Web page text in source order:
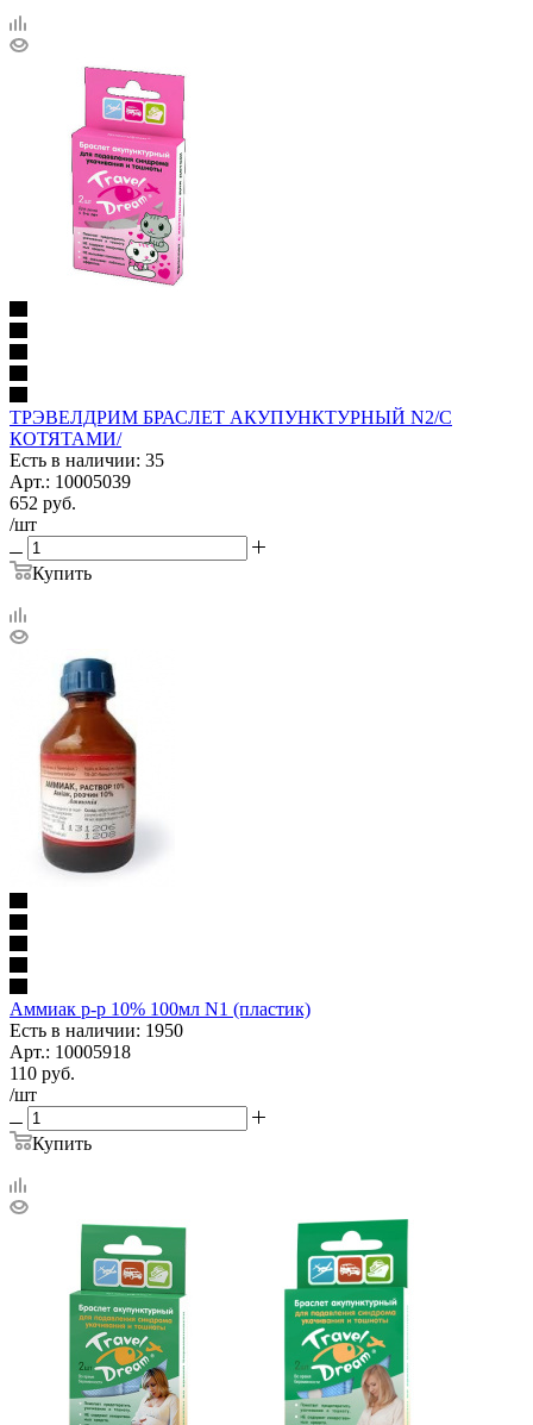
ТРЭВЕЛДРИМ БРАСЛЕТ АКУПУНКТУРНЫЙ N2/С
КОТЯТАМИ/
Есть в наличии: 35
Арт.: 10005039
652 руб.
/шт
Купить
Аммиак р-р 10% 100мл N1 (пластик)
Есть в наличии: 1950
Арт.: 10005918
110 руб.
/шт
Купить